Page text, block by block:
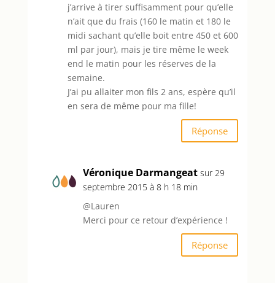
j’arrive à tirer suffisamment pour qu’elle
n’ait que du frais (160 le matin et 180 le
midi sachant qu’elle boit entre 450 et 600
ml par jour), mais je tire même le week
end le matin pour les réserves de la
semaine.
J’ai pu allaiter mon fils 2 ans, espère qu’il
en sera de même pour ma fille!
Réponse
Véronique Darmangeat sur 29
septembre 2015 à 8 h 18 min
@Lauren
Merci pour ce retour d’expérience !
Réponse